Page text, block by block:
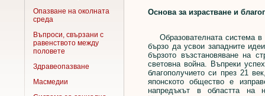
Опазване на околната
среда
Въпроси, свързани с
равенството между
половете
Здравеопазване
Масмедии
Основа за израстване и
Образователната система в
бързо да усвои западните
бързото възстановяване на
световна война. Въпреки
благополучието си през 21
японското общество е
напредъкът в областта на